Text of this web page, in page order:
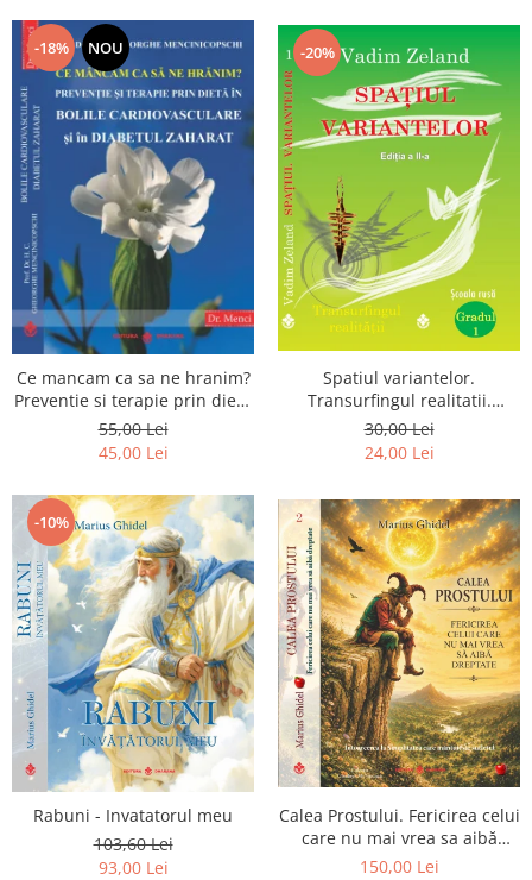
-18% NOU
Ce mancam ca sa ne hranim?
Preventie si terapie prin dieta
in bolile cardiovasculare si in
diabetul zaharat
55,00 Lei
45,00 Lei
-20%
Spatiul variantelor.
Transurfingul realitatii.
Gradul 1. Cum sa ne
dezvoltam intuitia si sa ne
alegem soarta
30,00 Lei
24,00 Lei
-10%
Rabuni - Invatatorul meu
103,60 Lei
93,00 Lei
Calea Prostului. Fericirea celui
care nu mai vrea sa aibă
dreptate - Intoarcerea la
150,00 Lei